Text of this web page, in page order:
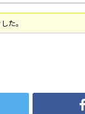
た。